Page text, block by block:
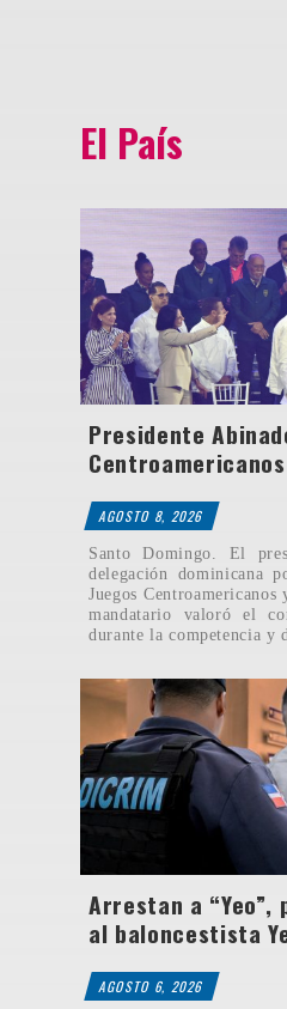
El País
Presidente
AGOSTO 8, 2026
Santo Domingo. El
delegación dominicana
Juegos
mandatario valoró el
durante la competencia y
Arrestan a
al baloncestista
AGOSTO 6, 2026